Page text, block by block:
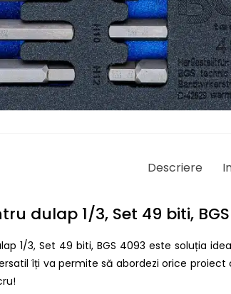
Descriere
dulap 1/3, Set 49 biti,
1/3, Set 49 biti, BGS 4093 este soluția
îți va permite să abordezi orice